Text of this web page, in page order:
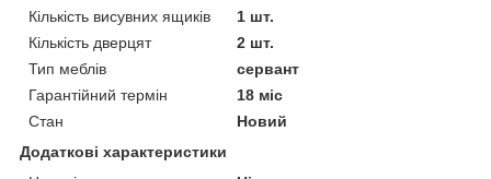
Кількість висувних ящиків
1 шт.
Кількість дверцят
2 шт.
Тип меблів
сервант
Гарантійний термін
18 міс
Стан
Новий
Додаткові характеристики